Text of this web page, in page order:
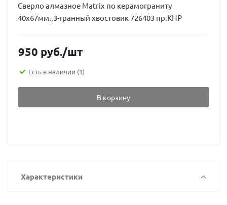
Сверло алмазное Matrix по керамограниту
40х67мм.,3-гранный хвостовик 726403 пр.КНР
950 руб./шт
Есть в наличии (1)
В корзину
Характеристики